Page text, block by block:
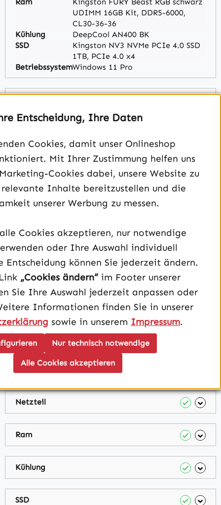
UDIMM 16GB Kit, DDR5-6000,
CL30-36-36
Kühlung
DeepCool AN400 BK
SSD
Kingston NV3 NVMe PCIe 4.0 SSD
1TB, PCIe 4.0 x4
BetriebssystemWindows 11 Pro
AMD Ryzen 5 7500F, 6C/12T, 3.70-5.00GHz
Ausgewählt
Mainboard
Gehäuse
Grafikkarte
Netzteil
Ram
Kühlung
SSD
Entscheidung, Ihre Daten
Cookies, damit unser Onlineshop
Mit Ihrer Zustimmung helfen uns
Cookies dabei, unsere Website zu
relevante Inhalte bereitzustellen und die
unserer Werbung zu messen.
Cookies akzeptieren, nur notwendige
oder Ihre Auswahl individuell
Entscheidung können Sie jederzeit ändern.
„Cookies ändern“im Footer unserer
Sie Ihre Auswahl jederzeit anpassen oder
Informationen finden Sie in unserer
sowie in unserem Impressum.
Nur technisch notwendige
Alle Cookies akzeptieren